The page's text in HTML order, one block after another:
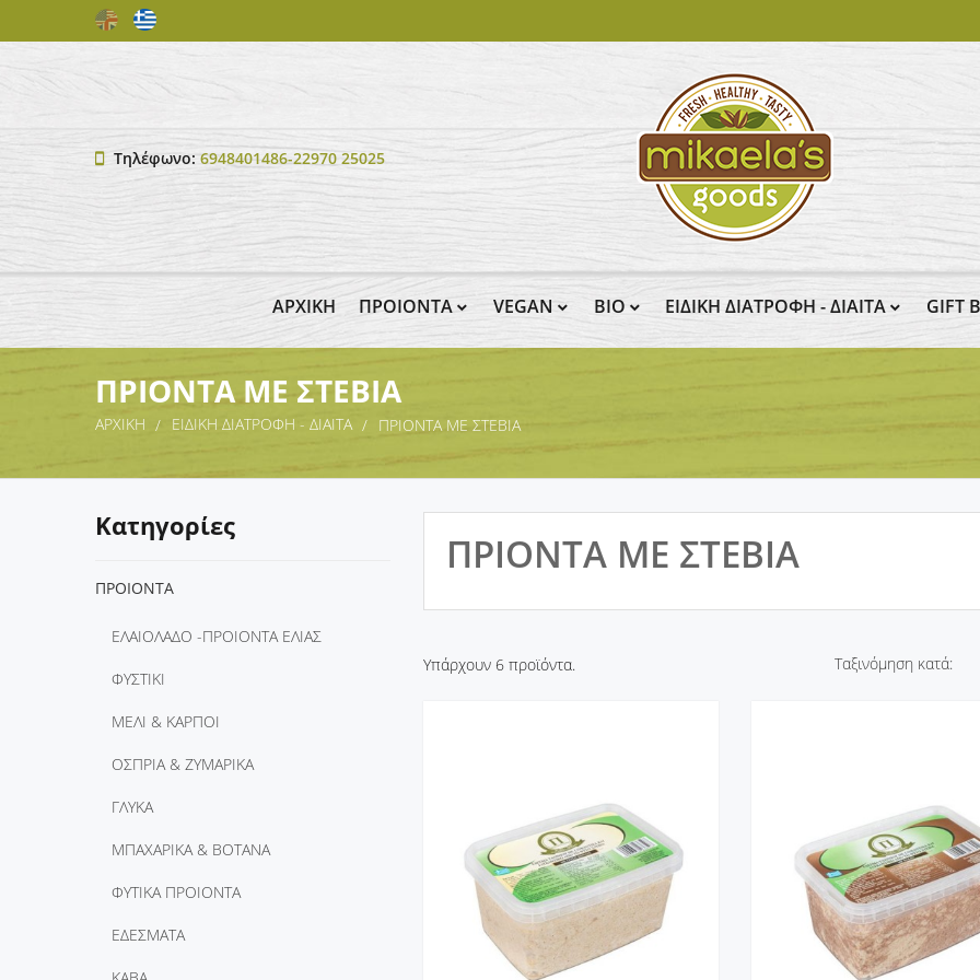
Τηλέφωνο:6948401486-22970 25025
ΑΡΧΙΚΗ ΠΡΟΙΟΝΤΑ VEGAN BIO ΕΙΔΙΚΗ ΔΙΑΤΡΟΦΗ - ΔΙΑΙΤΑ GIFT
ΠΡΙΟΝΤΑ ΜΕ ΣΤΕΒΙΑ
ΑΡΧΙΚΗ ΕΙΔΙΚΗ ΔΙΑΤΡΟΦΗ - ΔΙΑΙΤΑ ΠΡΙΟΝΤΑ ΜΕ ΣΤΕΒΙΑ
Κατηγορίες
ΠΡΟΙΟΝΤΑ
ΕΛΑΙΟΛΑΔΟ -ΠΡΟΙΟΝΤΑ ΕΛΙΑΣ
ΦΥΣΤΙΚΙ
ΜΕΛΙ & ΚΑΡΠΟΙ
ΟΣΠΡΙΑ & ΖΥΜΑΡΙΚΑ
ΓΛΥΚΑ
ΜΠΑΧΑΡΙΚΑ & ΒΟΤΑΝΑ
ΦΥΤΙΚΑ ΠΡΟΙΟΝΤΑ
ΕΔΕΣΜΑΤΑ
ΠΡΙΟΝΤΑ ΜΕ ΣΤΕΒΙΑ
Υπάρχουν 6 προϊόντα. Ταξινόμηση κατά: